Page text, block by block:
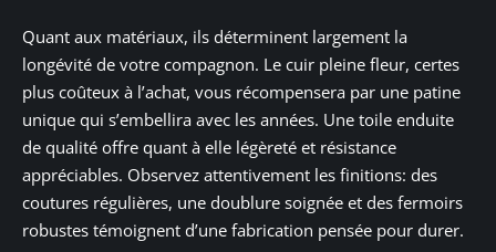
Quant aux matériaux, ils déterminent largement la
longévité de votre compagnon. Le cuir pleine fleur, certes
plus coûteux à l’achat, vous récompensera par une patine
unique qui s’embellira avec les années. Une toile enduite
de qualité offre quant à elle légèreté et résistance
appréciables. Observez attentivement les finitions: des
coutures régulières, une doublure soignée et des fermoirs
robustes témoignent d’une fabrication pensée pour durer.